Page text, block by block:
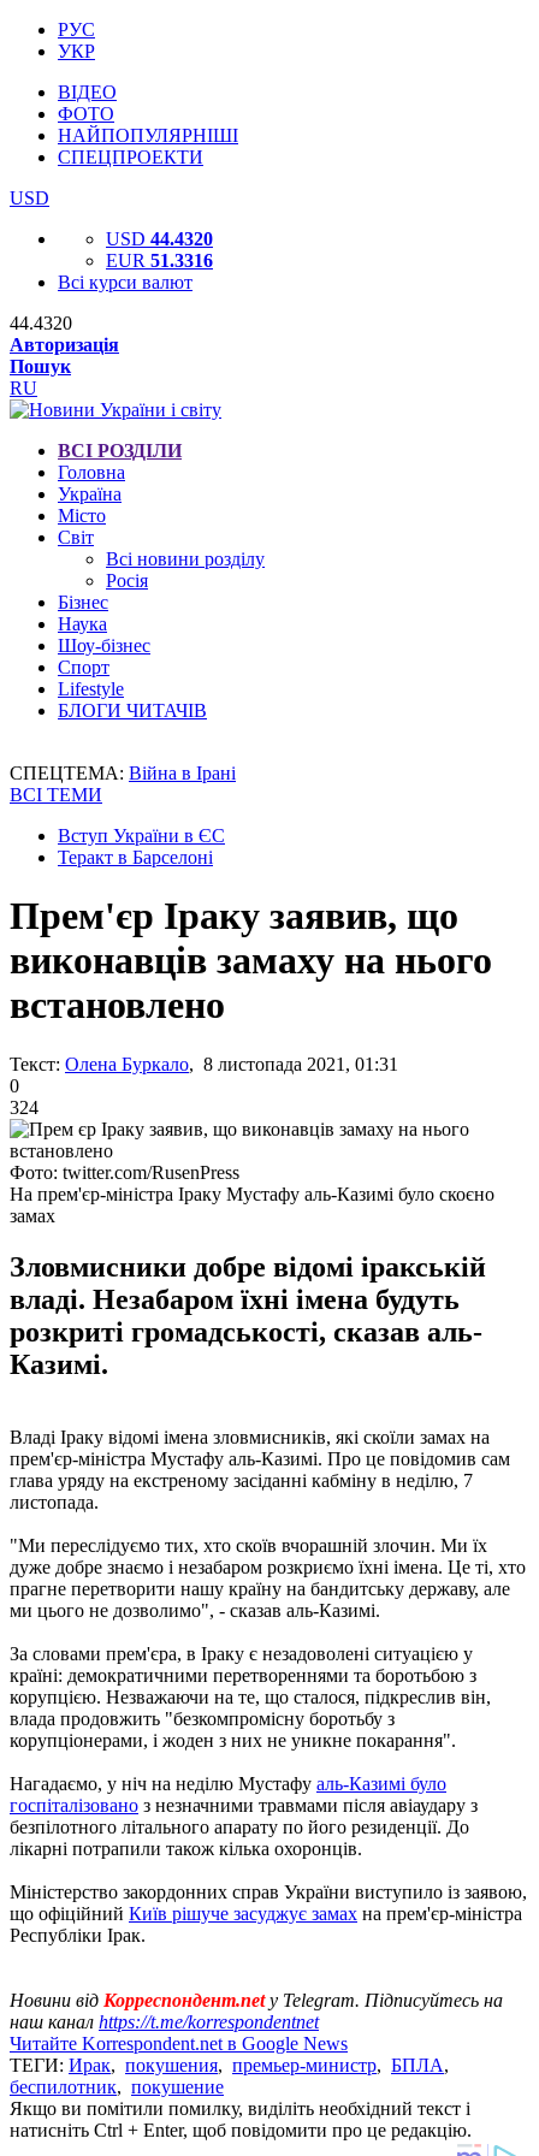
РУС
УКР
ВІДЕО
ФОТО
НАЙПОПУЛЯРНІШІ
СПЕЦПРОЕКТИ
USD
USD 44.4320
EUR 51.3316
Всі курси валют
44.4320
Авторизація
Пошук
RU
ВСІ РОЗДІЛИ
Головна
Україна
Місто
Світ
Всі новини розділу
Росія
Бізнес
Наука
Шоу-бізнес
Спорт
Lifestyle
БЛОГИ ЧИТАЧІВ
СПЕЦТЕМА: Війна в Ірані
ВСІ ТЕМИ
Вступ України в ЄС
Теракт в Барселоні
Прем'єр Іраку заявив, що
виконавців замаху на нього
встановлено
Текст: Олена Буркало, 8 листопада 2021, 01:31
0
324
Фото: twitter.com/RusenPress
На прем'єр-міністра Іраку Мустафу аль-Казимі було скоєно
замах
Зловмисники добре відомі іракській
владі. Незабаром їхні імена будуть
розкриті громадськості, сказав аль-
Казимі.
Владі Іраку відомі імена зловмисників, які скоїли замах на
прем'єр-міністра Мустафу аль-Казимі. Про це повідомив сам
глава уряду на екстреному засіданні кабміну в неділю, 7
листопада.
"Ми переслідуємо тих, хто скоїв вчорашній злочин. Ми їх
дуже добре знаємо і незабаром розкриємо їхні імена. Це ті, хто
прагне перетворити нашу країну на бандитську державу, але
ми цього не дозволимо", - сказав аль-Казимі.
За словами прем'єра, в Іраку є незадоволені ситуацією у
країні: демократичними перетвореннями та боротьбою з
корупцією. Незважаючи на те, що сталося, підкреслив він,
влада продовжить "безкомпромісну боротьбу з
корупціонерами, і жоден з них не уникне покарання".
Нагадаємо, у ніч на неділю Мустафу аль-Казимі було
госпіталізовано з незначними травмами після авіаудару з
безпілотного літального апарату по його резиденції. До
лікарні потрапили також кілька охоронців.
Міністерство закордонних справ України виступило із заявою,
що офіційний Київ рішуче засуджує замах на прем'єр-міністра
Республіки Ірак.
Новини від Корреспондент.netу Telegram. Підписуйтесь на
наш канал https://t.me/korrespondentnet
Читайте Korrespondent.net в Google News
ТЕГИ: Ирак, покушения, премьер-министр, БПЛА,
беспилотник, покушение
Якщо ви помітили помилку, виділіть необхідний текст і
натисніть Ctrl + Enter, щоб повідомити про це редакцію.